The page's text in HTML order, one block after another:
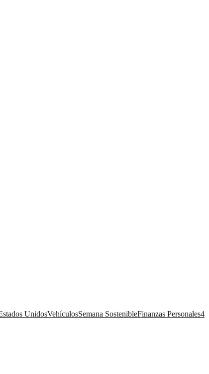
UnidosVehículosSemana SostenibleFinanzas Personales4